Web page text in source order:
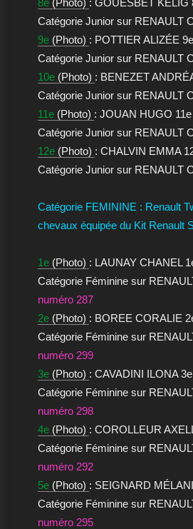
8e(Photo) : GOUESBET KELIG
Catégorie Junior sur RENAULT
9e(Photo) : POTTIER ALIZÉE
Catégorie Junior sur RENAULT
10e(Photo) : BENEZET
Catégorie Junior sur RENAULT
11e(Photo) : JOUAN HUGO
Catégorie Junior sur RENAULT
12e(Photo) : CHALVIN EMMA
Catégorie Junior sur RENAULT
Catégorie FEMININE : Renault
chevaux équipée du Kit Renault
1e(Photo) : LAUNAY CHANEL
Catégorie Féminine sur
numéro 287
2e(Photo) : BOREE CORALIE
Catégorie Féminine sur
numéro 299
3e(Photo) : CAVADINI ILONA
Catégorie Féminine sur
numéro 298
4e(Photo) : COROLLEUR
Catégorie Féminine sur
numéro 292
5e(Photo) : SEIGNARD
Catégorie Féminine sur
numéro 295